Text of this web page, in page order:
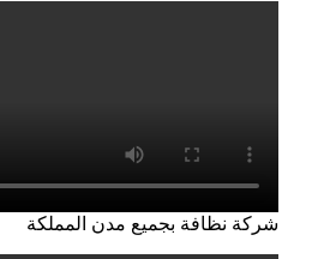
شركة نظافة بجميع مدن المملكة